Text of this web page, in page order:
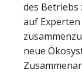
des Betriebs
auf
neue